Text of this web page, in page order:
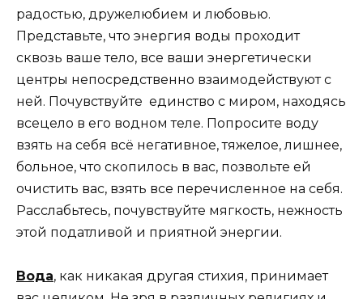
радостью, дружелюбием и любовью.
Представьте, что энергия воды проходит
сквозь ваше тело, все ваши энергетически
центры непосредственно взаимодействуют с
ней. Почувствуйте единство с миром, находясь
всецело в его водном теле. Попросите воду
взять на себя всё негативное, тяжелое, лишнее,
больное, что скопилось в вас, позвольте ей
очистить вас, взять все перечисленное на себя.
Расслабьтесь, почувствуйте мягкость, нежность
этой податливой и приятной энергии.
Вода, как никакая другая стихия, принимает